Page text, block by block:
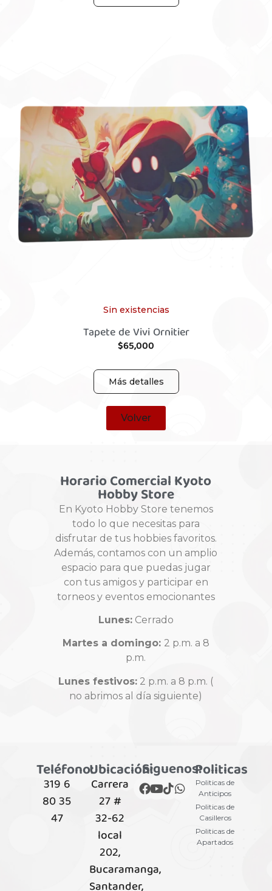
Sin existencias
Tapete de Vivi Ornitier
$65,000
Más detalles
Volver
Horario Comercial Kyoto
Hobby Store
En Kyoto Hobby Store tenemos
todo lo que necesitas para
disfrutar de tus hobbies favoritos.
Además, contamos con un amplio
espacio para que puedas jugar
con tus amigos y participar en
torneos y eventos emocionantes
Lunes:Cerrado
Martes a domingo: 2 p.m. a 8
p.m.
Lunes festivos: 2 p.m. a 8 p.m. (
no abrimos al día siguiente)
Siguenos:Politicas
Politicas de
Anticipos
Politicas de
Casilleros
Politicas de
Apartados
Ubicación:
Carrera
27 #
32-62
local
202,
Bucaramanga,
Teléfono:
319 6
80 35
47